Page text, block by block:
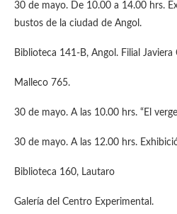
30 de mayo. De 10.00 a 14.00 hrs.
bustos de la ciudad de Angol.
Biblioteca 141-B, Angol. Filial Javiera
Malleco 765.
30 de mayo. A las 10.00 hrs. “El
30 de mayo. A las 12.00 hrs.
Biblioteca 160, Lautaro
Galería del Centro Experimental.